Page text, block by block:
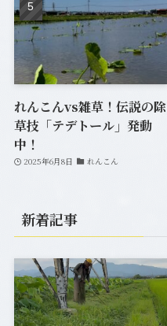
れんこんvs雑草！伝説の除
草技「テデトール」発動
中！
2025年6月8日 れんこん
新着記事